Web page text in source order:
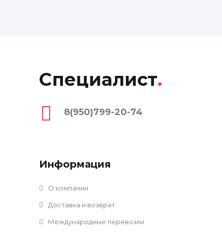
Специалист.
8(950)799-20-74
Информация
О компании
Доставка и возврат
Международные перевозки